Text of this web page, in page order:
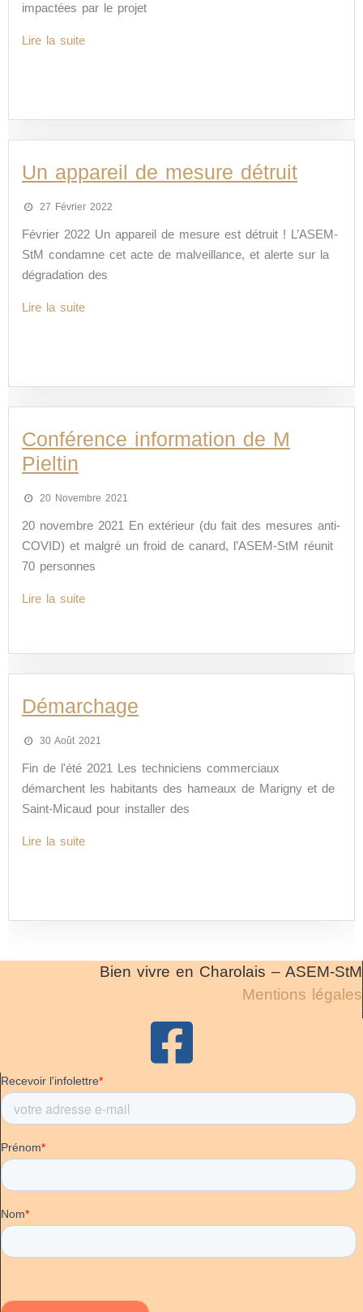
impactées par le projet
Lire la suite
Un appareil de mesure détruit
27 Février 2022
Février 2022 Un appareil de mesure est détruit ! L’ASEM-
StM condamne cet acte de malveillance, et alerte sur la
dégradation des
Lire la suite
Conférence information de M
Pieltin
20 Novembre 2021
20 novembre 2021 En extérieur (du fait des mesures anti-
COVID) et malgré un froid de canard, l’ASEM-StM réunit
70 personnes
Lire la suite
Démarchage
30 Août 2021
Fin de l'été 2021 Les techniciens commerciaux
démarchent les habitants des hameaux de Marigny et de
Saint-Micaud pour installer des
Lire la suite
Bien vivre en Charolais – ASEM-StM
Mentions légales